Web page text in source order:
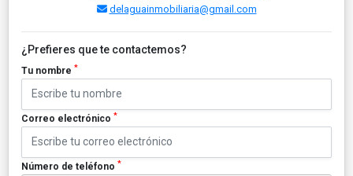
delaguainmobiliaria@gmail.com
¿Prefieres que te contactemos?
Tu nombre *
Correo electrónico *
Número de teléfono *